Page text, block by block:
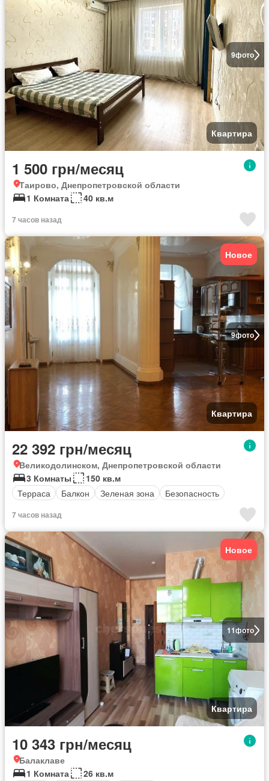
9фото
Квартира
1 500 грн/месяц
Таирово, Днепропетровской области
1 Комната
40 кв.м
7 часов назад
9фото
Новое
Квартира
22 392 грн/месяц
Великодолинском, Днепропетровской области
3 Комнаты
150 кв.м
Терраса
Балкон Зеленая зона Безопасность
7 часов назад
11фото
Новое
Квартира
10 343 грн/месяц
Балаклаве
1 Комната
26 кв.м